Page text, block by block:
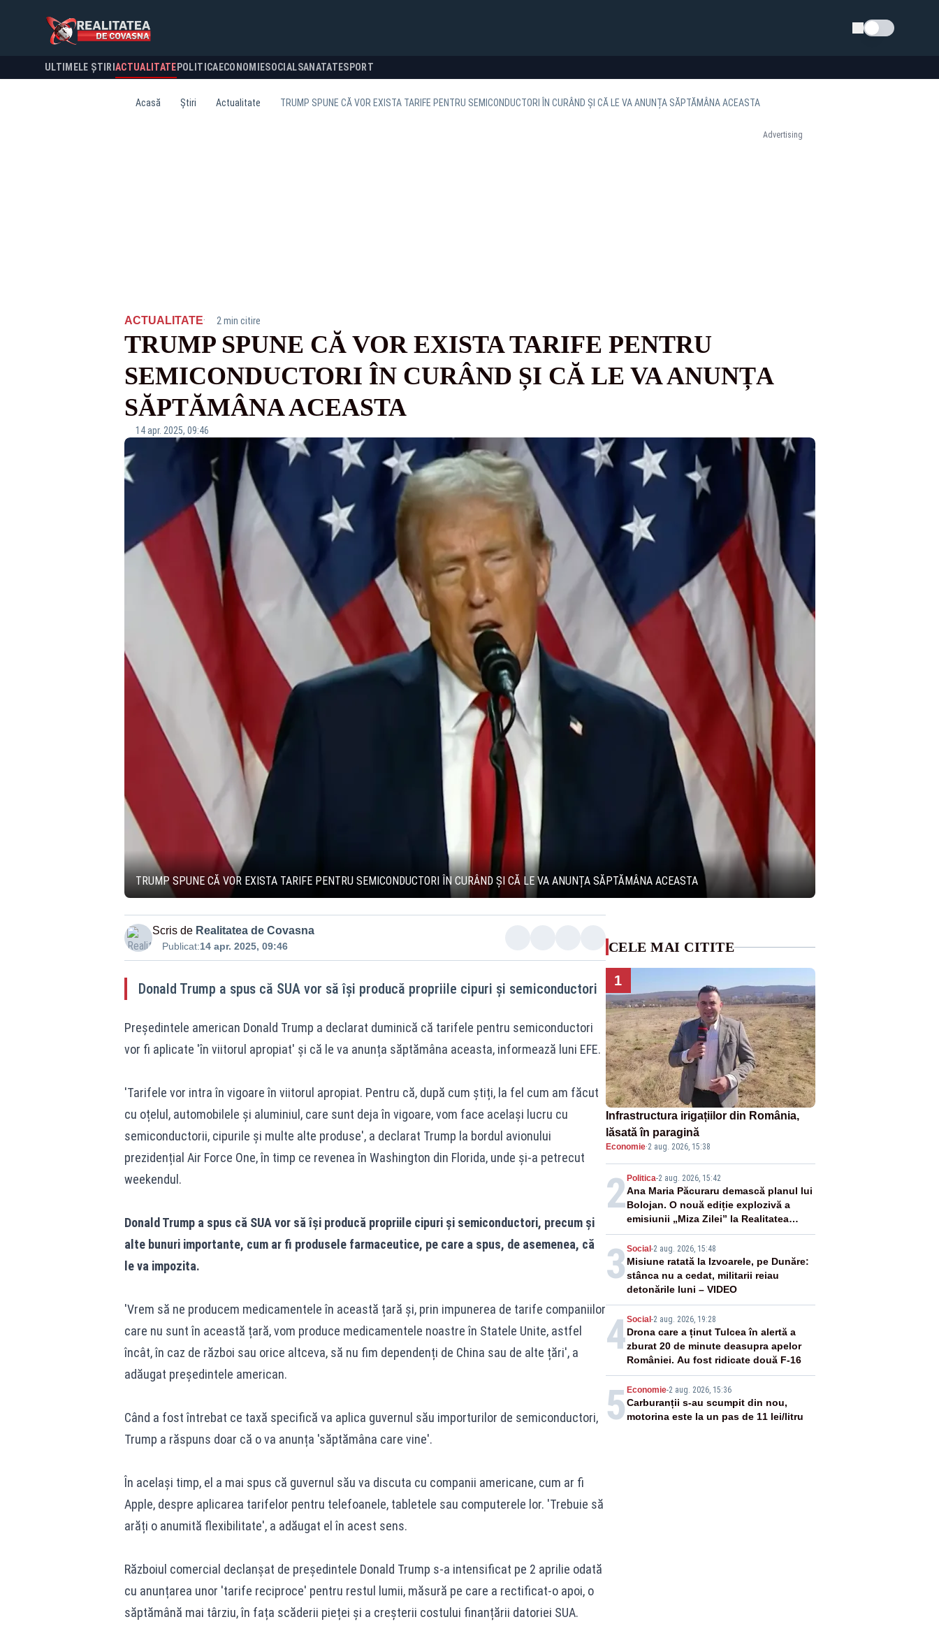
Schimba tema
ULTIMELE ȘTIRI ACTUALITATE POLITICA ECONOMIESOCIALSANATATESPORT
Acasă Știri Actualitate TRUMP SPUNE CĂ VOR EXISTA TARIFE PENTRU SEMICONDUCTORI ÎN CURÂND ȘI CĂ LE VA ANUNȚA SĂPTĂMÂNA ACEASTA
Advertising
ACTUALITATE· 2 min citire
TRUMP SPUNE CĂ VOR EXISTA TARIFE PENTRU
SEMICONDUCTORI ÎN CURÂND ȘI CĂ LE VA ANUNȚA
SĂPTĂMÂNA ACEASTA
14 apr. 2025, 09:46
TRUMP SPUNE CĂ VOR EXISTA TARIFE PENTRU SEMICONDUCTORI ÎN CURÂND ȘI CĂ LE VA ANUNȚA SĂPTĂMÂNA ACEASTA
Scris de Realitatea de Covasna
Publicat:14 apr. 2025, 09:46
Donald Trump a spus că SUA vor să își producă propriile cipuri și semiconductori
Președintele american Donald Trump a declarat duminică că tarifele pentru semiconductori
vor fi aplicate 'în viitorul apropiat' și că le va anunța săptămâna aceasta, informează luni EFE.
'Tarifele vor intra în vigoare în viitorul apropiat. Pentru că, după cum știți, la fel cum am făcut
cu oțelul, automobilele și aluminiul, care sunt deja în vigoare, vom face același lucru cu
semiconductorii, cipurile și multe alte produse', a declarat Trump la bordul avionului
prezidențial Air Force One, în timp ce revenea în Washington din Florida, unde și-a petrecut
weekendul.
Donald Trump a spus că SUA vor să își producă propriile cipuri și semiconductori, precum și
alte bunuri importante, cum ar fi produsele farmaceutice, pe care a spus, de asemenea, că
le va impozita.
'Vrem să ne producem medicamentele în această țară și, prin impunerea de tarife companiilor
care nu sunt în această țară, vom produce medicamentele noastre în Statele Unite, astfel
încât, în caz de război sau orice altceva, să nu fim dependenți de China sau de alte țări', a
adăugat președintele american.
Când a fost întrebat ce taxă specifică va aplica guvernul său importurilor de semiconductori,
Trump a răspuns doar că o va anunța 'săptămâna care vine'.
În același timp, el a mai spus că guvernul său va discuta cu companii americane, cum ar fi
Apple, despre aplicarea tarifelor pentru telefoanele, tabletele sau computerele lor. 'Trebuie să
arăți o anumită flexibilitate', a adăugat el în acest sens.
Războiul comercial declanșat de președintele Donald Trump s-a intensificat pe 2 aprilie odată
cu anunțarea unor 'tarife reciproce' pentru restul lumii, măsură pe care a rectificat-o apoi, o
săptămână mai târziu, în fața scăderii pieței și a creșterii costului finanțării datoriei SUA.
CELE MAI CITITE
1
Infrastructura irigațiilor din România,
lăsată în paragină
Economie·2 aug. 2026, 15:38
2 Politica-2 aug. 2026, 15:42
Ana Maria Păcuraru demască planul lui
Bolojan. O nouă ediție explozivă a
emisiunii „Miza Zilei” la Realitatea
PLUS
3 Social -2 aug. 2026, 15:48
Misiune ratată la Izvoarele, pe Dunăre:
stânca nu a cedat, militarii reiau
detonările luni – VIDEO
4Social -2 aug. 2026, 19:28
Drona care a ținut Tulcea în alertă a
zburat 20 de minute deasupra apelor
României. Au fost ridicate două F-16
5 Economie-2 aug. 2026, 15:36
Carburanții s-au scumpit din nou,
motorina este la un pas de 11 lei/litru